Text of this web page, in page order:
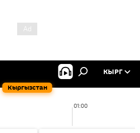
Кыргызстан
КЫРГ
01:00